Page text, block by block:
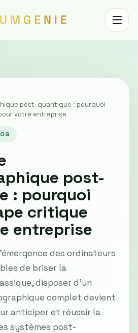
Toggle
post-quantique : pourquoi
votre entreprise
post-
: pourquoi
critique
entreprise
des ordinateurs
de briser la
disposer d'un
complet devient
anticiper et réussir la
systèmes post-